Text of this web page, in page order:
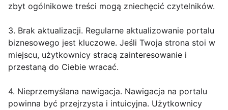
zbyt ogólnikowe treści mogą zniechęcić czytelników.
3. Brak aktualizacji. Regularne aktualizowanie portalu
biznesowego jest kluczowe. Jeśli Twoja strona stoi w
miejscu, użytkownicy stracą zainteresowanie i
przestaną do Ciebie wracać.
4. Nieprzemyślana nawigacja. Nawigacja na portalu
powinna być przejrzysta i intuicyjna. Użytkownicy